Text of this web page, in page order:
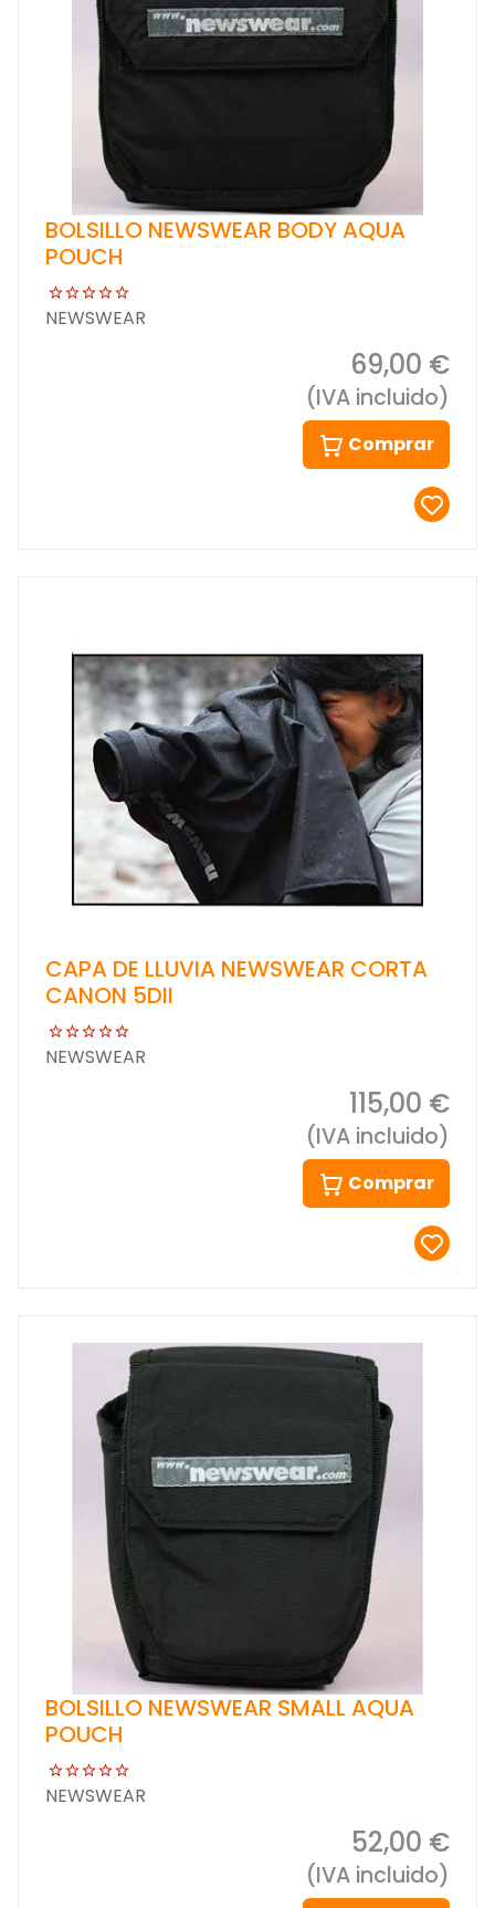
BOLSILLO NEWSWEAR BODY AQUA
POUCH
NEWSWEAR
69,00 €
(IVA incluido)
Comprar
CAPA DE LLUVIA NEWSWEAR CORTA
CANON 5DII
NEWSWEAR
115,00 €
(IVA incluido)
Comprar
BOLSILLO NEWSWEAR SMALL AQUA
POUCH
NEWSWEAR
52,00 €
(IVA incluido)